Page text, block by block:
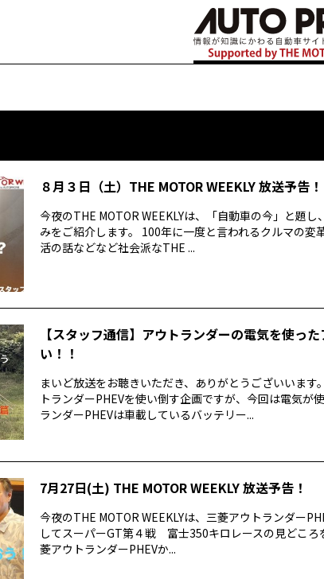
８月３日（土）THE MOTOR WEEKLY 放送予告！
今夜のTHE MOTOR WEEKLYは、「自動車の今」と題
みをご紹介します。 100年に一度と言われるクルマの変
活の話などなど社会派なTHE ...
【スタッフ通信】アウトランダーの電気を使っ
い！！
まいど放送をお聴きいただき、ありがとうございいます
トランダーPHEVを使い倒す企画ですが、今回は電気が
ランダーPHEVは車載しているバッテリー...
7月27日(土) THE MOTOR WEEKLY 放送予告！
今夜のTHE MOTOR WEEKLYは、三菱アウトランダー
してスーパーGT第４戦 富士350キロレースの見どころ
菱アウトランダーPHEVか...